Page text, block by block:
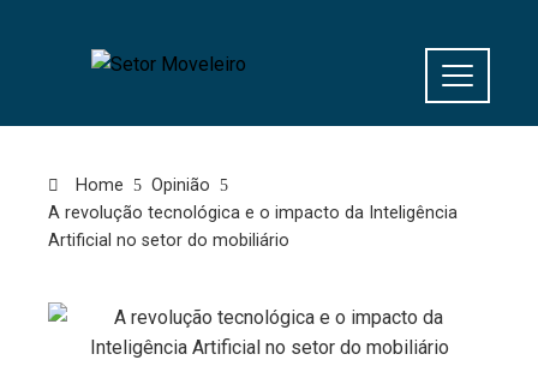
Home
Opinião
A revolução tecnológica e o impacto da Inteligência
Artificial no setor do mobiliário